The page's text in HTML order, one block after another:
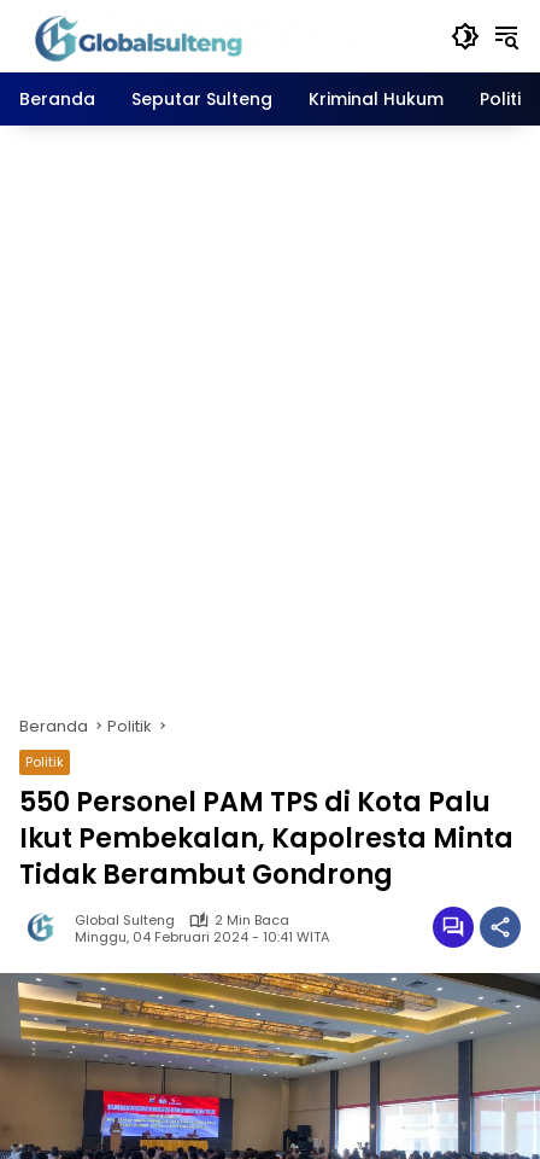
Langsung
konten
Beranda
Seputar Sulteng Kriminal Hukum Politik
Beranda Politik
Politik
550 Personel PAM TPS di Kota Palu
Ikut Pembekalan, Kapolresta Minta
Tidak Berambut Gondrong
Global Sulteng
2 Min Baca
Minggu, 04 Februari 2024 - 10:41 WITA